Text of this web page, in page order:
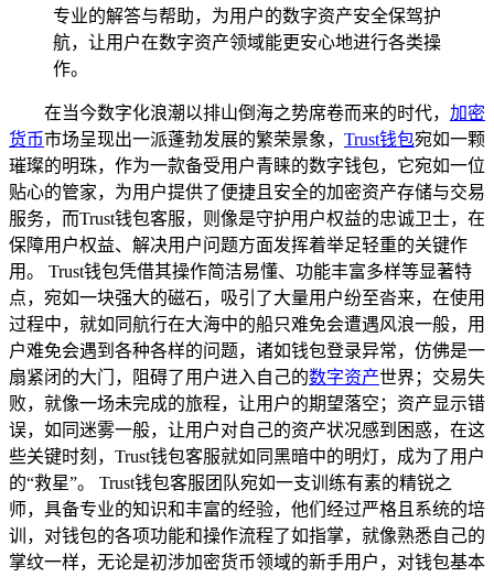
专业的解答与帮助，为用户的数字资产安全保驾护
航，让用户在数字资产领域能更安心地进行各类操
作。
在当今数字化浪潮以排山倒海之势席卷而来的时代， 加密
货币市场呈现出一派蓬勃发展的繁荣景象， Trust钱包宛如一颗
璀璨的明珠，作为一款备受用户青睐的数字钱包，它宛如一位
贴心的管家，为用户提供了便捷且安全的加密资产存储与交易
服务，而Trust钱包客服，则像是守护用户权益的忠诚卫士，在
保障用户权益、解决用户问题方面发挥着举足轻重的关键作
用。 Trust钱包凭借其操作简洁易懂、功能丰富多样等显著特
点，宛如一块强大的磁石，吸引了大量用户纷至沓来，在使用
过程中，就如同航行在大海中的船只难免会遭遇风浪一般，用
户难免会遇到各种各样的问题，诸如钱包登录异常，仿佛是一
扇紧闭的大门，阻碍了用户进入自己的数字资产世界；交易失
败，就像一场未完成的旅程，让用户的期望落空；资产显示错
误，如同迷雾一般，让用户对自己的资产状况感到困惑，在这
些关键时刻，Trust钱包客服就如同黑暗中的明灯，成为了用户
的“救星”。 Trust钱包客服团队宛如一支训练有素的精锐之
师，具备专业的知识和丰富的经验，他们经过严格且系统的培
训，对钱包的各项功能和操作流程了如指掌，就像熟悉自己的
掌纹一样，无论是初涉加密货币领域的新手用户，对钱包基本